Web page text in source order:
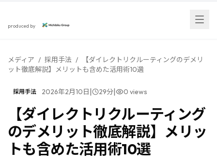
produced by
メディア / 採用手法 /
【ダイレクトリクルーティングのデメリ
ット徹底解説】メリットも含めた活用術10選
採用手法 2026年2月10日 29分 0 views
【ダイレクトリクルーティング
のデメリット徹底解説】メリッ
トも含めた活用術10選